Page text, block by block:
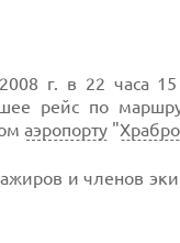
г. в 22 часа
рейс по
аэропорту "
и членов